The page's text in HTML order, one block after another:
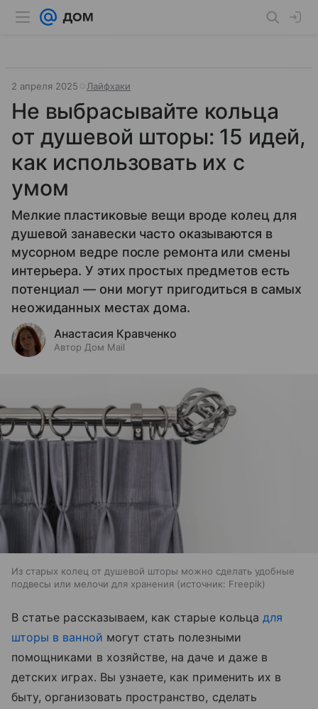
2 апреля 2025 Лайфхаки
Не выбрасывайте кольца
от душевой шторы: 15 идей,
как использовать их с
умом
Мелкие пластиковые вещи вроде колец для
душевой занавески часто оказываются в
мусорном ведре после ремонта или смены
интерьера. У этих простых предметов есть
потенциал — они могут пригодиться в самых
неожиданных местах дома.
Анастасия Кравченко
Автор Дом Mail
Из старых колец от душевой шторы можно сделать удобные
подвесы или мелочи для хранения
источник: Freepik
В статье рассказываем, как старые кольца для
шторы в ванной могут стать полезными
помощниками в хозяйстве, на даче и даже в
детских играх. Вы узнаете, как применить их в
быту, организовать пространство, сделать